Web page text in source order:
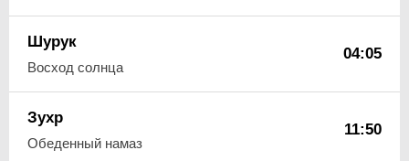
Шурук
Восход солнца
04:05
Зухр
Обеденный намаз
11:50